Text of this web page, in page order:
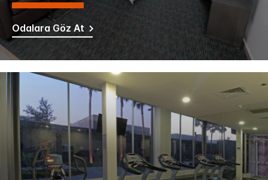
Odalara Göz At